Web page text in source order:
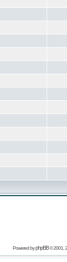
Powered byphpBB© 2001,